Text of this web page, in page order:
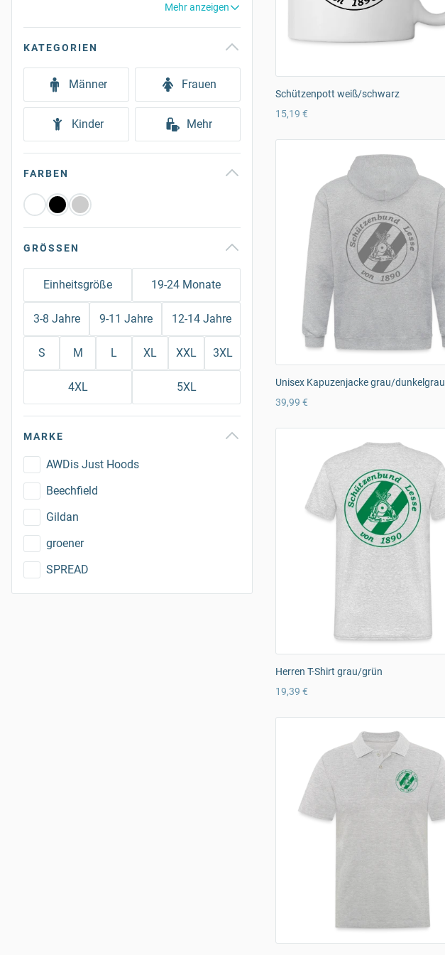
Mehr anzeigen
KATEGORIEN
Männer Frauen
Kinder Mehr
FARBEN
GRÖSSEN
Einheitsgröße 19-24 Monate
3-8 Jahre 9-11 Jahre 12-14 Jahre
S M L XL XXL 3XL
4XL 5XL
MARKE
AWDis Just Hoods
Beechfield
Gildan
groener
SPREAD
Schützenpott weiß/schwarz
15,19 €
Unisex Kapuzenjacke grau/dunkelgrau
39,99 €
Herren T-Shirt grau/grün
19,39 €